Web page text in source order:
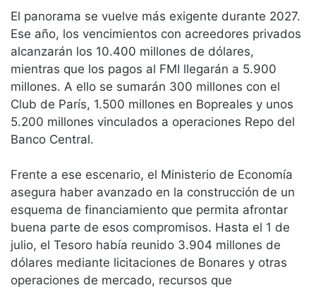
El panorama se vuelve más exigente durante 2027.
Ese año, los vencimientos con acreedores privados
alcanzarán los 10.400 millones de dólares,
mientras que los pagos al FMI llegarán a 5.900
millones. A ello se sumarán 300 millones con el
Club de París, 1.500 millones en Bopreales y unos
5.200 millones vinculados a operaciones Repo del
Banco Central.
Frente a ese escenario, el Ministerio de Economía
asegura haber avanzado en la construcción de un
esquema de financiamiento que permita afrontar
buena parte de esos compromisos. Hasta el 1 de
julio, el Tesoro había reunido 3.904 millones de
dólares mediante licitaciones de Bonares y otras
operaciones de mercado, recursos que